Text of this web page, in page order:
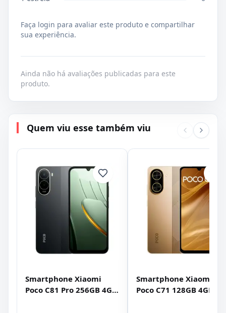
Faça login para avaliar este produto e compartilhar
sua experiência.
Ainda não há avaliações publicadas para este
produto.
Quem viu esse também viu
Smartphone Xiaomi
Poco C81 Pro 256GB 4GB
Smartphone Xiaomi
Poco C71 128GB 4GB